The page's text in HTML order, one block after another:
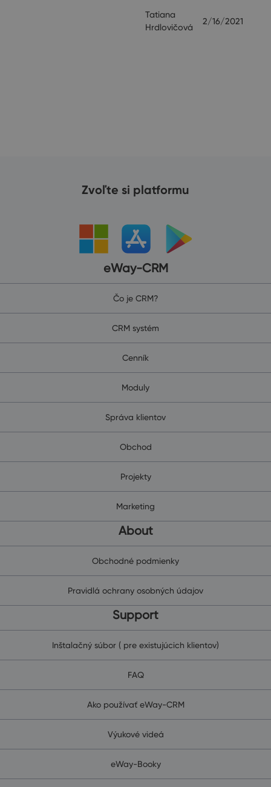
Tatiana
Hrdlovičová
2/16/2021
Zvoľte si platformu
eWay-CRM
Čo je CRM?
CRM systém
Cenník
Moduly
Správa klientov
Obchod
Projekty
Marketing
About
Obchodné podmienky
Pravidlá ochrany osobných údajov
Support
Inštalačný súbor ( pre existujúcich klientov)
FAQ
Ako používať eWay-CRM
Výukové videá
eWay-Booky